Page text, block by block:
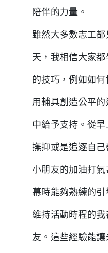
陪伴的力量。
雖然大多數志工
天，我相信大家
的技巧，例如如
用輔具創造公平
中給予支持。從
撫抑或是追逐自
小朋友的加油打
幕時能夠熟練的
維持活動時程的
友。這些經驗能